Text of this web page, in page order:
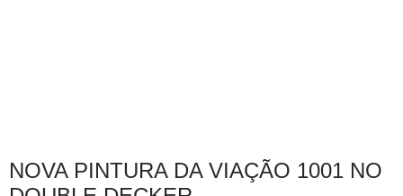
NOVA PINTURA DA VIAÇÃO 1001 NO